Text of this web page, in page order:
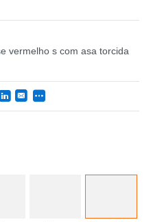
vermelho s com asa torcida